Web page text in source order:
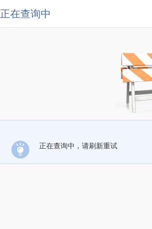
正在查询中
正在查询中，请刷新重试